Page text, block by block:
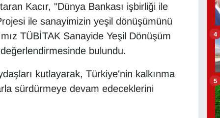
Kacır, "Dünya Bankası işbirliği ile
ile sanayimizin yeşil dönüşümünü
TÜBİTAK Sanayide Yeşil Dönüşüm
bulundu.
kutlayarak, Türkiye'nin kalkınma
sürdürmeye devam edeceklerini
4
5